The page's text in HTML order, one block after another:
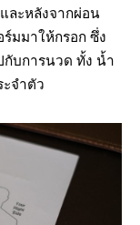
ละหลังจากผ่อน
มมาให้กรอก ซึ่ง
กับการนวด ทั้ง น้ำ
จำตัว